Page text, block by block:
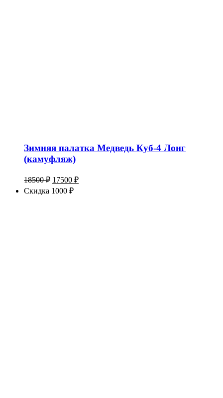
Зимняя палатка Медведь Куб-4 Лонг
(камуфляж)
18500₽ Первоначальная
цена
составляла
17500 ₽Текущая
Скидка 1000 ₽